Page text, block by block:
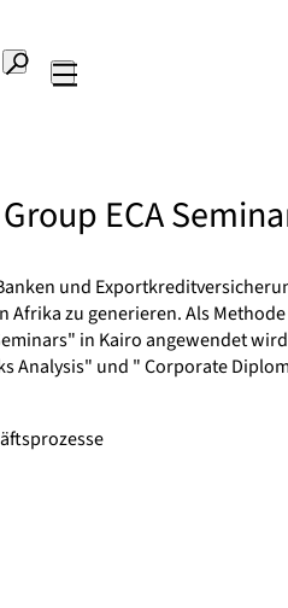
Suche
ECA
und
zu generieren. Als
in Kairo angewendet
Analysis" und " Corporate